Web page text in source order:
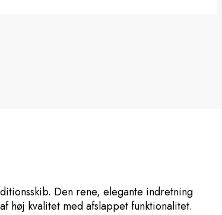
Den rene, elegante indretning
høj kvalitet med afslappet funktionalitet.